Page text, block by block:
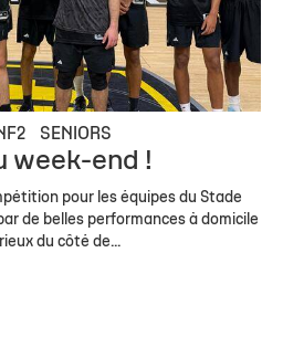
SENIORS
week-end !
pour les équipes du Stade
de belles performances à domicile
du côté de...